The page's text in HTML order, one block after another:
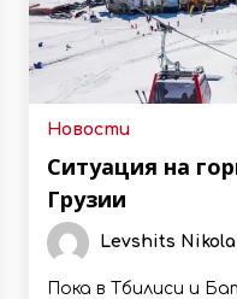
Новости
Ситуация на
Грузии
Levshits
Пока в Тбилиси и